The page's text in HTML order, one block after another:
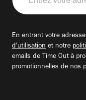
votre
adresse
En entrant votre
d'utilisation et notre
emails de Time Out à
promotionnelles de nos